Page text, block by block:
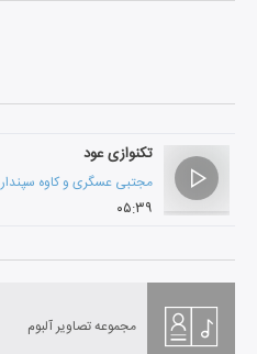
تکنوازی عود
مجتبی عسگری و کاوه سپندار
۰۵:۳۹
مجموعه تصاویر آلبوم